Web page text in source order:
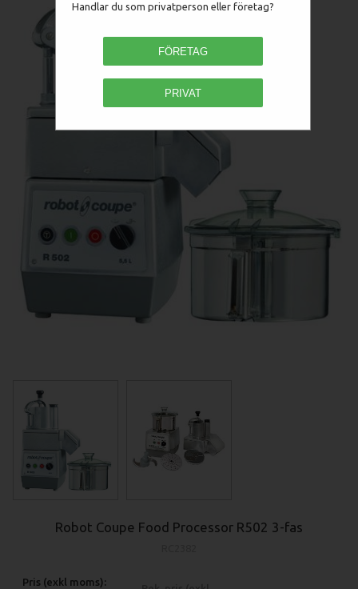
Handlar du som privatperson eller företag?
FÖRETAG
PRIVAT
Robot Coupe Food Processor R502 3-fas
Pris (exkl moms):